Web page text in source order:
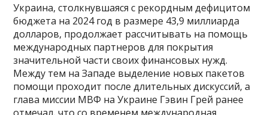
Украина, столкнувшаяся с рекордным дефицитом
бюджета на 2024 год в размере 43,9 миллиарда
долларов, продолжает рассчитывать на помощь
международных партнеров для покрытия
значительной части своих финансовых нужд.
Между тем на Западе выделение новых пакетов
помощи проходит после длительных дискуссий, а
глава миссии МВФ на Украине Гэвин Грей ранее